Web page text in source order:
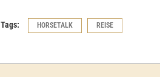
Tags: HORSETALK REISE